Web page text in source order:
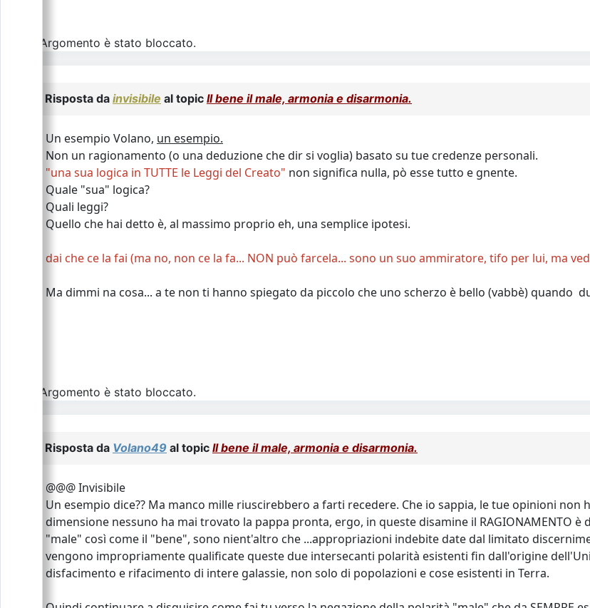
L\'Argomento è stato bloccato.
Risposta da invisibile al topic Il bene il male, armonia e disarmonia.
Un esempio Volano, un esempio.
Non un ragionamento (o una deduzione che dir si voglia) basato su tue credenze personali.
"una sua logica in TUTTE le Leggi del Creato" non significa nulla, pò esse tutto e gnente.
Quale "sua" logica?
Quali leggi?
Quello che hai detto è, al massimo proprio eh, una semplice ipotesi.
dai che ce la fai (ma no, non ce la fa... NON può farcela... sono un suo ammiratore, tifo per lui, ma
Ma dimmi na cosa... a te non ti hanno spiegato da piccolo che uno scherzo è bello (vabbè) quando
L\'Argomento è stato bloccato.
Risposta da Volano49 al topic Il bene il male, armonia e disarmonia.
@@@ Invisibile
Un esempio dice?? Ma manco mille riuscirebbero a farti recedere. Che io sappia, le tue opinioni non
dimensione nessuno ha mai trovato la pappa pronta, ergo, in queste disamine il RAGIONAMENTO
"male" così come il "bene", sono nient'altro che ...appropriazioni indebite date dal limitato
vengono impropriamente qualificate queste due intersecanti polarità esistenti fin dall'origine
disfacimento e rifacimento di intere galassie, non solo di popolazioni e cose esistenti in Terra.